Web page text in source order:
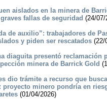
aislados en la minera de
fallas de seguridad (24/07/
de auxilio”: trabajadores de
y piden ser rescatados (22/
diaguita presentó reclamación
minera de Barrick Gold
dio trámite a recurso que
proyecto minero pondría en
(01/04/2026)